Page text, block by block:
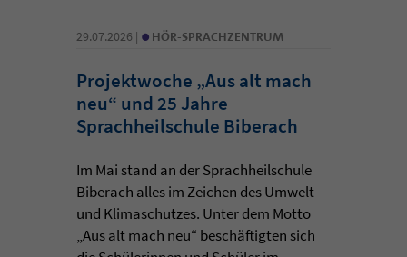
29.07.2026 | • HÖR-SPRACHZENTRUM
Projektwoche „Aus alt mach
neu“ und 25 Jahre
Sprachheilschule Biberach
Im Mai stand an der Sprachheilschule
Biberach alles im Zeichen des Umwelt-
und Klimaschutzes. Unter dem Motto
„Aus alt mach neu“ beschäftigten sich